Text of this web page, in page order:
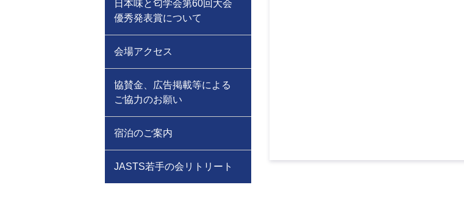
日本味と匂学会第60回大会
優秀発表賞について
会場アクセス
協賛金、広告掲載等による
ご協力のお願い
宿泊のご案内
JASTS若手の会リトリート